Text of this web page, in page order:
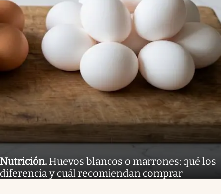
Nutrición. Huevos blancos o marrones: qué los
diferencia y cuál recomiendan comprar